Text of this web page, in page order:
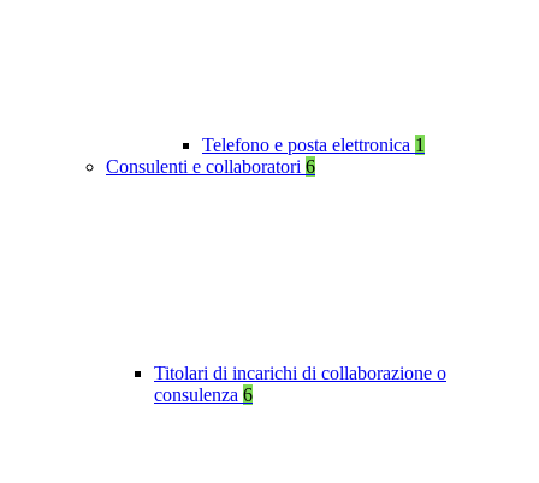
Telefono e posta elettronica 1
Consulenti e collaboratori 6
Titolari di incarichi di collaborazione o
consulenza 6